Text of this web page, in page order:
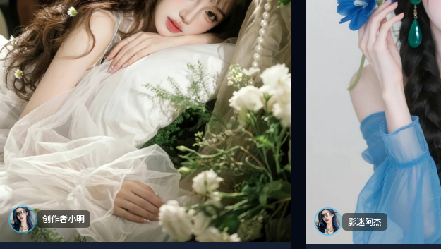
创作者小明 影迷阿杰